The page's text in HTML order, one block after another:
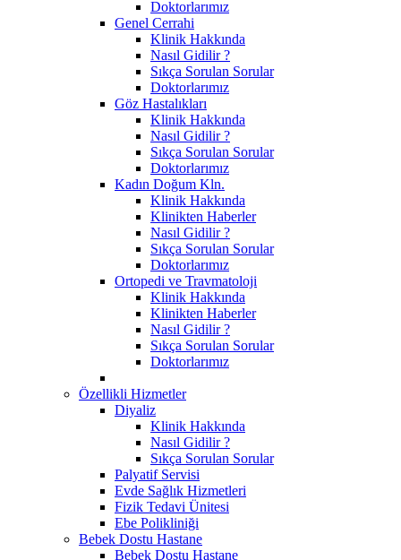
Doktorlarımız
Genel Cerrahi
Klinik Hakkında
Nasıl Gidilir ?
Sıkça Sorulan Sorular
Doktorlarımız
Göz Hastalıkları
Klinik Hakkında
Nasıl Gidilir ?
Sıkça Sorulan Sorular
Doktorlarımız
Kadın Doğum Kln.
Klinik Hakkında
Klinikten Haberler
Nasıl Gidilir ?
Sıkça Sorulan Sorular
Doktorlarımız
Ortopedi ve Travmatoloji
Klinik Hakkında
Klinikten Haberler
Nasıl Gidilir ?
Sıkça Sorulan Sorular
Doktorlarımız
Özellikli Hizmetler
Diyaliz
Klinik Hakkında
Nasıl Gidilir ?
Sıkça Sorulan Sorular
Palyatif Servisi
Evde Sağlık Hizmetleri
Fizik Tedavi Ünitesi
Ebe Polikliniği
Bebek Dostu Hastane
Bebek Dostu Hastane